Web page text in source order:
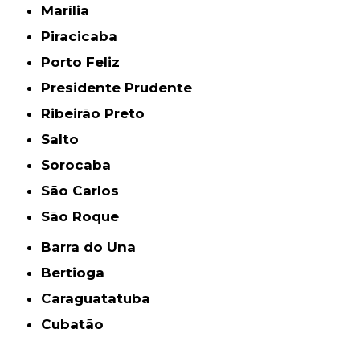
Marília
Piracicaba
Porto Feliz
Presidente Prudente
Ribeirão Preto
Salto
Sorocaba
São Carlos
São Roque
Barra do Una
Bertioga
Caraguatatuba
Cubatão